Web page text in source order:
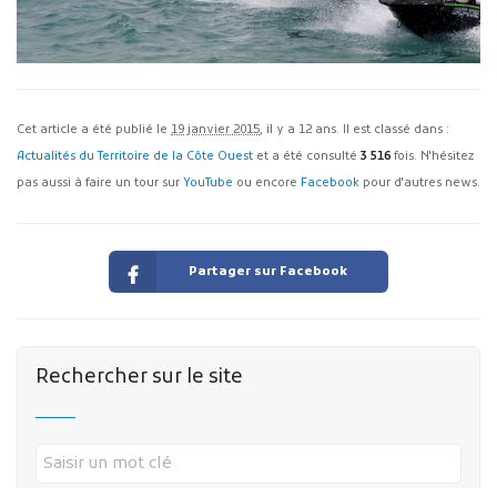
Cet article a été publié le 19 janvier 2015, il y a 12 ans. Il est classé dans :
Actualités du Territoire de la Côte Ouest et a été consulté 3 516fois. N'hésitez
pas aussi à faire un tour sur YouTube ou encore Facebook pour d'autres news.
Partager sur Facebook
Rechercher sur le site